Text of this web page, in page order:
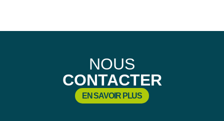
NOUS
CONTACTER
EN SAVOIR PLUS